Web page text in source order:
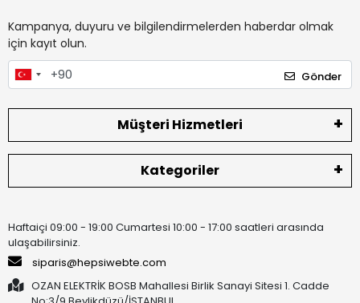
Kampanya, duyuru ve bilgilendirmelerden haberdar olmak
için kayıt olun.
Gönder
Müşteri Hizmetleri
Kategoriler
Haftaiçi 09:00 - 19:00 Cumartesi 10:00 - 17:00 saatleri arasında
ulaşabilirsiniz.
siparis@hepsiwebte.com
OZAN ELEKTRİK BOSB Mahallesi Birlik Sanayi Sitesi 1. Cadde